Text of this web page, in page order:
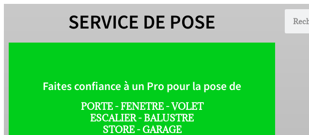
SERVICE DE POSE
Faites confiance à un Pro pour la pose de
PORTE - FENETRE - VOLET
ESCALIER - BALUSTRE
STORE - GARAGE
Pour tous vos travaux de pose
Contact